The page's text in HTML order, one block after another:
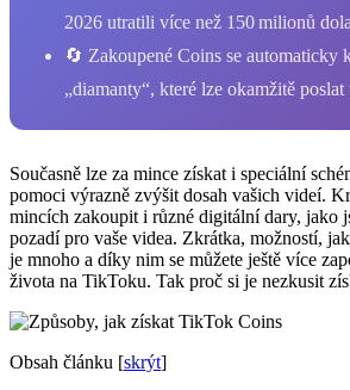
2026 utratili více než 150 milionů
🔄 Zakoupené Coins se automaticky
„diamanty“, které lze okamžitě
Současně lze za mince získat i speciální
pomoci výrazně zvýšit dosah vašich videí.
mincích zakoupit i různé digitální dary, jako
pozadí pro vaše videa. Zkrátka, možností,
je mnoho a díky nim se můžete ještě více
života na TikToku. Tak proč si je nezkusit
Obsah článku [skrýt]